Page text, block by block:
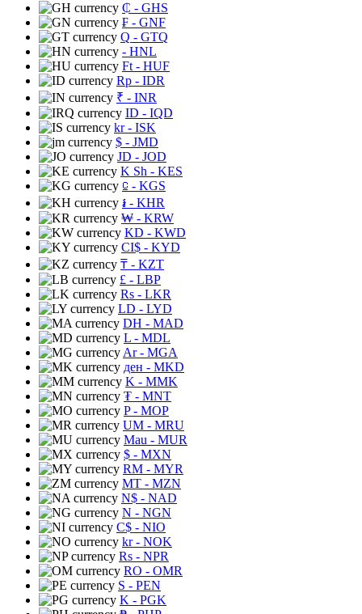
₵ - GHS
₣ - GNF
Q - GTQ
- HNL
Ft - HUF
Rp - IDR
₹ - INR
ID - IQD
kr- ISK
$ - JMD
JD - JOD
K Sh - KES
⃀ - KGS
៛ - KHR
₩ - KRW
KD - KWD
CI$ - KYD
₸ - KZT
£ - LBP
Rs - LKR
LD - LYD
DH - MAD
L - MDL
Ar- MGA
ден - MKD
K - MMK
₮ - MNT
P- MOP
UM - MRU
Mau - MUR
$ - MXN
RM - MYR
MT - MZN
N$ - NAD
N - NGN
C$ - NIO
kr- NOK
Rs - NPR
RO - OMR
S - PEN
K - PGK